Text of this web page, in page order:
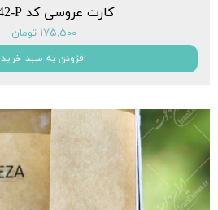
کارت عروسی کد T-1142-P
۱۷۵,۵۰۰ تومان
افزودن به سبد خرید